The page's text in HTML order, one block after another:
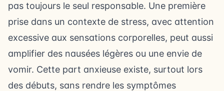
pas toujours le seul responsable. Une première
prise dans un contexte de stress, avec attention
excessive aux sensations corporelles, peut aussi
amplifier des nausées légères ou une envie de
vomir. Cette part anxieuse existe, surtout lors
des débuts, sans rendre les symptômes